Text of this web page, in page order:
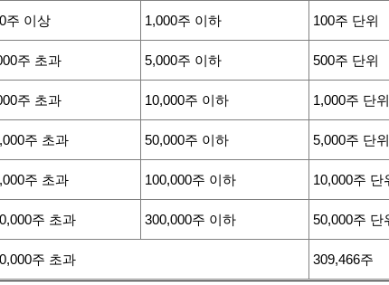
주 이상 1,000주 이하 100주 단위
주 초과 5,000주 이하 500주 단위
주 초과 10,000주 이하 1,000주 단위
주 초과 50,000주 이하 5,000주 단위
주 초과 100,000주 이하 10,000주 단
주 초과 300,000주 이하 50,000주 단
주 초과 309,466주